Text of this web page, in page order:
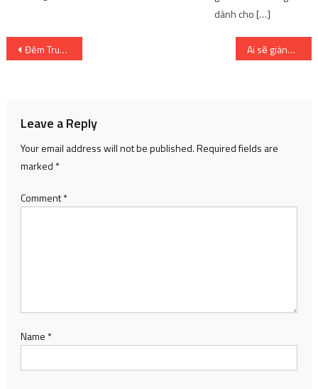
dành cho […]
Post
Đêm Trung thu, 100 suất học bổng đến với trẻ em có hoàn cảnh khó khăn, mồ côi do COVID-19 Ai sẽ giành được vòng nguyệt quế của nhà vô địch Đường lên đỉnh Olympia 2022?
Leave a Reply
Your email address will not be published.Required fields are
marked *
Comment*
Name *